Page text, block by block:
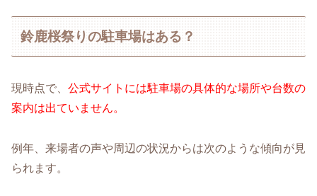
鈴鹿桜祭りの駐車場はある？
現時点で、 公式サイトには駐車場の具体的な場所や台数の
案内は出ていません。
例年、来場者の声や周辺の状況からは次のような傾向が見
られます。